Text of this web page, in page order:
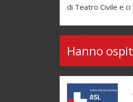
di Teatro Civile e
Hanno